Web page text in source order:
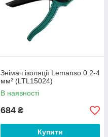
Знімач ізоляції Lemanso 0.2-4
мм² (LTL15024)
В наявності
684 ₴
Купити